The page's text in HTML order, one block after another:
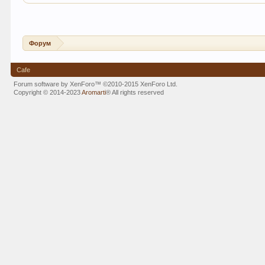
Форум
Cafe
Forum software by XenForo™©2010-2015 XenForo Ltd.
Copyright © 2014-2023Aromarti®All rights reserved